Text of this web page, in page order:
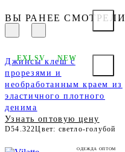
ВЫ РАНЕЕ СМОТРЕЛИ
Джинсы клеш с
прорезями и
необработанным краем из
эластичного плотного
денима
Узнать оптовую цену
D54.322Цвет: светло-голубой
EXLSV NEW
ОДЕЖДА ОПТОМ